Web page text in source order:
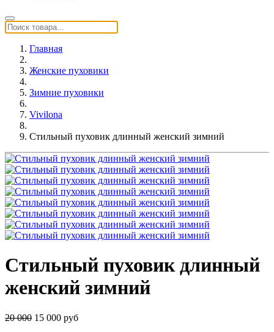
Главная
Женские пуховики
Зимние пуховики
Vivilona
Стильный пуховик длинный женский зимний
Стильный пуховик длинный
женский зимний
20 000 15 000 руб